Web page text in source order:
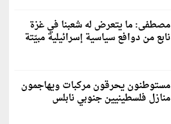
مصطفى: ما يتعرض له شعبنا في غزة
نابع من دوافع سياسية إسرائيلية مبيّتة
مستوطنون يحرقون مركبات ويهاجمون
منازل فلسطينيين جنوبي نابلس